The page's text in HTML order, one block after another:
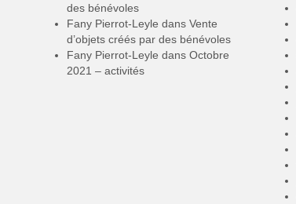
des bénévoles
Fany Pierrot-Leyle dans Vente
d’objets créés par des bénévoles
Fany Pierrot-Leyle dans Octobre
2021 – activités